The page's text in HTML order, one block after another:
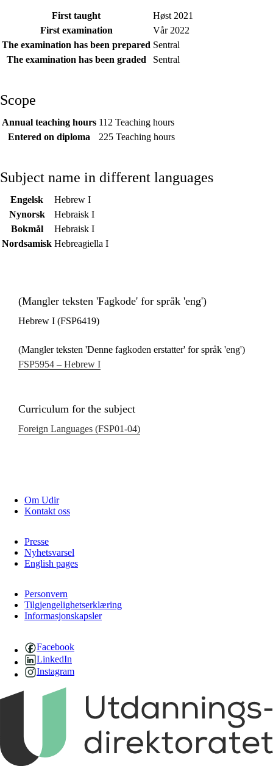
First taught
Høst 2021
First examination
Vår 2022
The examination has been prepared Sentral
The examination has been graded
Sentral
Scope
Annual teaching hours 112 Teaching hours
Entered on diploma
225 Teaching hours
Subject name in different languages
Engelsk
Hebrew I
Nynorsk
Hebraisk I
Bokmål
Hebraisk I
Nordsamisk Hebreagiella I
(Mangler teksten 'Fagkode' for språk 'eng')
Hebrew I (FSP6419)
(Mangler teksten 'Denne fagkoden erstatter' for språk 'eng')
FSP5954 – Hebrew I
Curriculum for the subject
Foreign Languages (FSP01‑04)
Om Udir
Kontakt oss
Presse
Nyhetsvarsel
English pages
Personvern
Tilgjengelighetserklæring
Informasjonskapsler
Facebook
LinkedIn
Instagram